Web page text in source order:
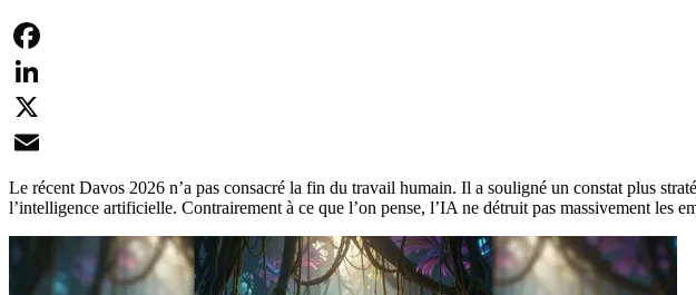
Facebook
LinkedIn
X
Email
Le récent Davos 2026 n’a pas consacré la fin du travail humain. Il a souligné un constat plus
l’intelligence artificielle. Contrairement à ce que l’on pense, l’IA ne détruit pas massivement les